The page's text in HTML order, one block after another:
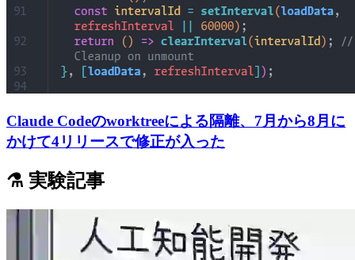
Claude Codeのworktreeによる隔離、7月から8月に
かけて4リリースで修正が入った
⚗️ 実験記事